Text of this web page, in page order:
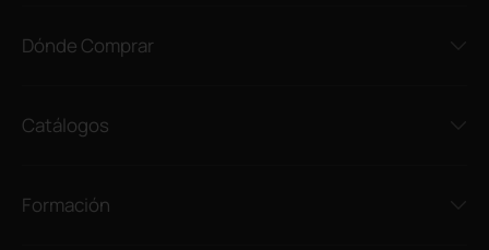
Dónde Comprar
Catálogos
Formación